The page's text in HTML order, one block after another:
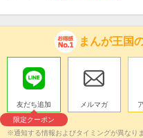
まんが王国
友だち追加
限定クーポン
メルマガ
※通知する情報およびタイミングが異なり